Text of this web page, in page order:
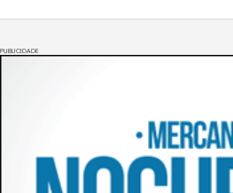
PUBLICIDADE